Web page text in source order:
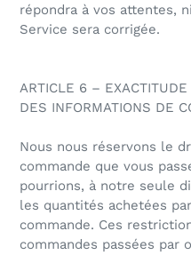
répondra à vos attentes,
Service sera corrigée.
ARTICLE 6 –
DES INFORMATIONS DE
Nous nous réservons le
commande que vous
pourrions, à notre seule
les quantités achetées
commande. Ces
commandes passées par